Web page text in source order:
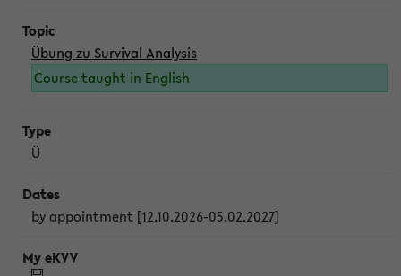
Übung zu Survival Analysis
Course taught in English
Ü
by appointment [12.10.2026-05.02.2027]